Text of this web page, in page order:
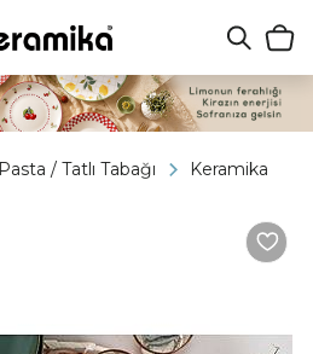
Pasta / Tatlı Tabağı Keramika